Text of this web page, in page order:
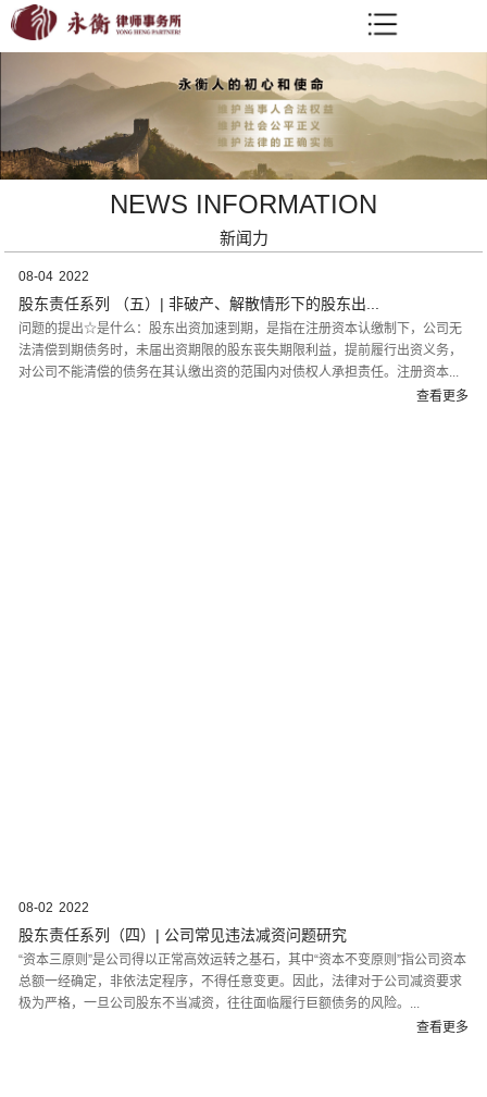
NEWS INFORMATION
新闻力
08-04 2022
股东责任系列 （五）| 非破产、解散情形下的股东出...
问题的提出☆是什么：股东出资加速到期，是指在注册资本认缴制下，公司无
法清偿到期债务时，未届出资期限的股东丧失期限利益，提前履行出资义务，
对公司不能清偿的债务在其认缴出资的范围内对债权人承担责任。注册资本...
查看更多
08-02 2022
股东责任系列（四）| 公司常见违法减资问题研究
“资本三原则”是公司得以正常高效运转之基石，其中“资本不变原则”指公司资本
总额一经确定，非依法定程序，不得任意变更。因此，法律对于公司减资要求
极为严格，一旦公司股东不当减资，往往面临履行巨额债务的风险。...
查看更多